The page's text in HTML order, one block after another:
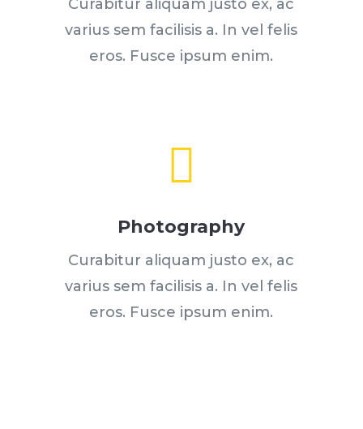
Curabitur aliquam justo ex, ac
varius sem facilisis a. In vel felis
eros. Fusce ipsum enim.

Photography
Curabitur aliquam justo ex, ac
varius sem facilisis a. In vel felis
eros. Fusce ipsum enim.